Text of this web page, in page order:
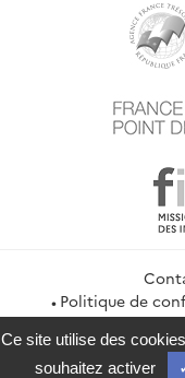
Politique de
service-
Ce site utilise des
souhaitez activer